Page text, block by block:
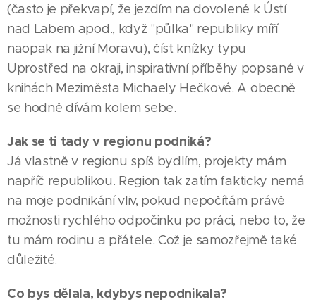
(často je překvapí, že jezdím na dovolené k Ústí
nad Labem apod., když "půlka" republiky míří
naopak na jižní Moravu), číst knížky typu
Uprostřed na okraji, inspirativní příběhy popsané v
knihách Meziměsta Michaely Hečkové. A obecně
se hodně dívám kolem sebe.
Jak se ti tady v regionu podniká?
Já vlastně v regionu spíš bydlím, projekty mám
napříč republikou. Region tak zatím fakticky nemá
na moje podnikání vliv, pokud nepočítám právě
možnosti rychlého odpočinku po práci, nebo to, že
tu mám rodinu a přátele. Což je samozřejmě také
důležité.
Co bys dělala, kdybys nepodnikala?